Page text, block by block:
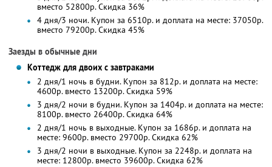
вместо 52800р. Скидка 36%
4 дня/3 ночи. Купон за 6510р. и доплата на месте: 37050р.
вместо 79200р. Скидка 45%
Заезды в обычные дни
Коттедж для двоих с завтраками
2 дня/1 ночь в будни. Купон за 812р. и доплата на месте:
4600р. вместо 13200р. Скидка 59%
3 дня/2 ночи в будни. Купон за 1404р. и доплата на месте:
8100р. вместо 26400р. Скидка 64%
2 дня/1 ночь в выходные. Купон за 1686р. и доплата на
месте: 9600р. вместо 29700р. Скидка 62%
3 дня/2 ночи в выходные. Купон за 2248р. и доплата на
месте: 12800р. вместо 39600р. Скидка 62%